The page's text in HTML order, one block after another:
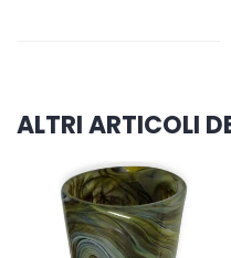
ALTRI ARTICOLI